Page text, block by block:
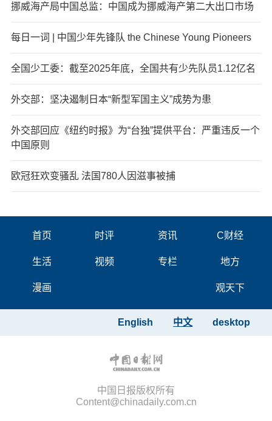
挪威海产局中国总监：中国成为挪威海产第二大出口市场
每日一词 | 中国少年先锋队 the Chinese Young Pioneers
全国少工委：截至2025年底，全国共有少先队员1.12亿名
外交部：坚决遏制日本“新型军国主义”成势为患
外交部回应《纽约时报》为“台独”提供平台：严重违反一个
中国原则
欧冠狂欢变骚乱 法国780人因滋事被捕
首页 时评 资讯 C财经
生活 视频 专栏 地方
漫画 观天下
desktop
中文
English
中国日报版权所有
Content@chinadaily.com.cn